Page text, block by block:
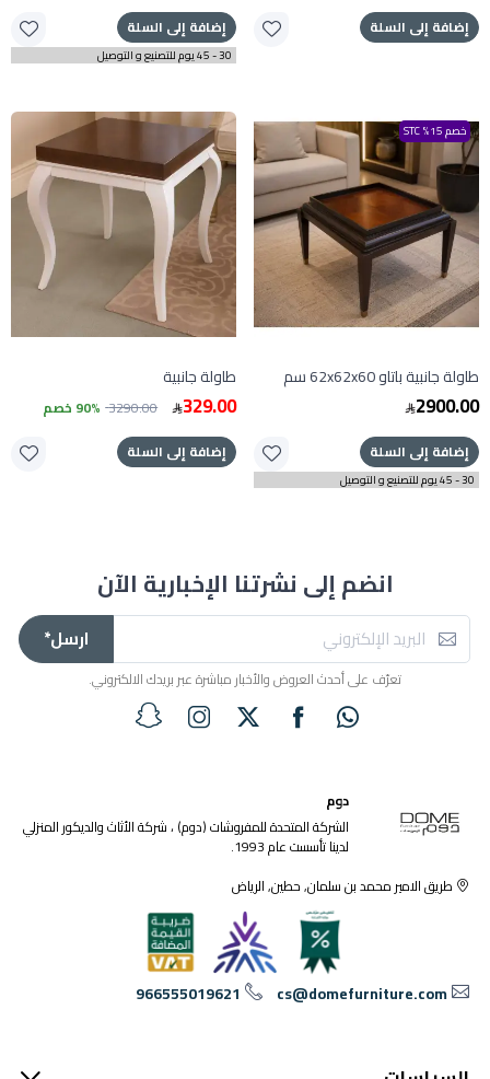
إضافة إلى السلة
إضافة إلى السلة
30 - 45 يوم للتصنيع و التوصيل
خصم 15% STC
طاولة جانبية باتاو 62x62x60 سم
2900.00
إضافة إلى السلة
30 - 45 يوم للتصنيع و التوصيل
طاولة جانبية
329.00
3290.00 90% خصم
إضافة إلى السلة
انضم إلى نشرتنا الإخبارية الآن
ارسل*
تعرّف على أحدث العروض والأخبار مباشرة عبر بريدك الالكتروني.
دوم
الشركة المتحدة للمفروشات (دوم) ، شركة الأثاث والديكور المنزلي
لدينا تأسست عام 1993.
طريق الامير محمد بن سلمان, حطين, الرياض
cs@domefurniture.com
966555019621